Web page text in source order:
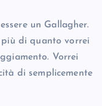
un Gallagher.
più di quanto vorrei
Vorrei
di semplicemente